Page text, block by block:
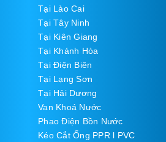
Tại Lào Cai
Tại Tây Ninh
Tại Kiên Giang
Tại Khánh Hòa
Tại Điện Biên
Tại Lạng Sơn
Tại Hải Dương
Van Khoá Nước
Phao Điện Bồn Nước
Kéo Cắt Ống PPR l PVC